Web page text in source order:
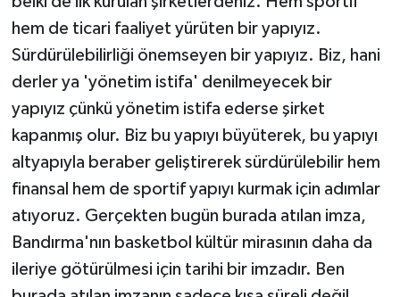
hem de ticari faaliyet yürüten bir yapıyız.
Sürdürülebilirliği önemseyen bir yapıyız. Biz, hani
derler ya 'yönetim istifa' denilmeyecek bir
yapıyız çünkü yönetim istifa ederse şirket
kapanmış olur. Biz bu yapıyı büyüterek, bu yapıyı
altyapıyla beraber geliştirerek sürdürülebilir hem
finansal hem de sportif yapıyı kurmak için adımlar
atıyoruz. Gerçekten bugün burada atılan imza,
Bandırma'nın basketbol kültür mirasının daha da
ileriye götürülmesi için tarihi bir imzadır. Ben